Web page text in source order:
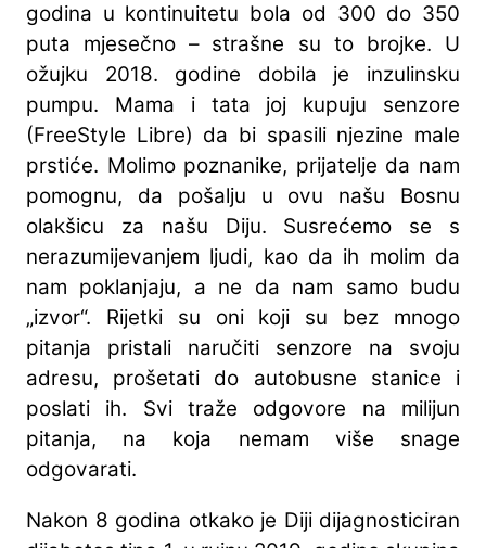
godina u kontinuitetu bola od 300 do 350
puta mjesečno – strašne su to brojke. U
ožujku 2018. godine dobila je inzulinsku
pumpu. Mama i tata joj kupuju senzore
(FreeStyle Libre) da bi spasili njezine male
prstiće. Molimo poznanike, prijatelje da nam
pomognu, da pošalju u ovu našu Bosnu
olakšicu za našu Diju. Susrećemo se s
nerazumijevanjem ljudi, kao da ih molim da
nam poklanjaju, a ne da nam samo budu
„izvor“. Rijetki su oni koji su bez mnogo
pitanja pristali naručiti senzore na svoju
adresu, prošetati do autobusne stanice i
poslati ih. Svi traže odgovore na milijun
pitanja, na koja nemam više snage
odgovarati.
Nakon 8 godina otkako je Diji dijagnosticiran